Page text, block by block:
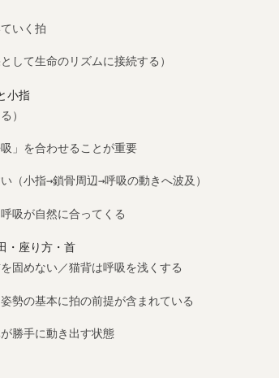
いく拍
して生命のリズムに接続する）
小指
）
」を合わせることが重要
（小指→鎖骨周辺→呼吸の動きへ波及）
吸が自然に合ってくる
・座り方・首
固めない／猫背は呼吸を浅くする
勢の基本に拍の前提が含まれている
勝手に動き出す状態